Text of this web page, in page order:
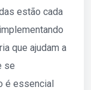
estão cada
que ajudam a
se
é essencial